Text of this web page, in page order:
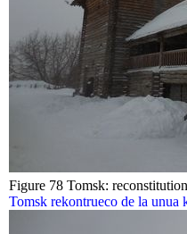
Figure 78 Tomsk:
Tomsk rekontrueco de la unua